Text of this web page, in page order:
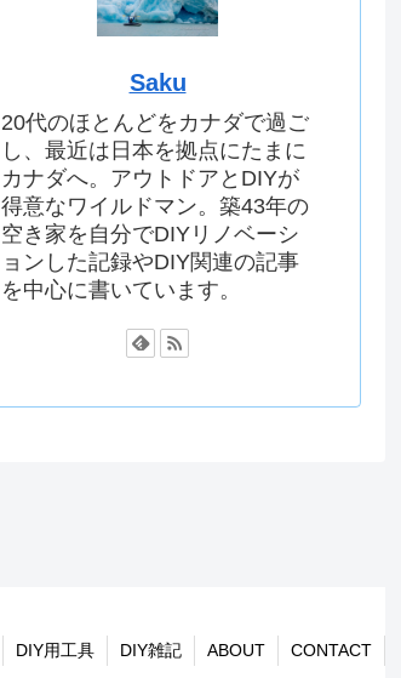
Saku
20代のほとんどをカナダで過ご
し、最近は日本を拠点にたまに
カナダへ。アウトドアとDIYが
得意なワイルドマン。築43年の
空き家を自分でDIYリノベーシ
ョンした記録やDIY関連の記事
を中心に書いています。
DIY用工具 DIY雑記 ABOUT CONTACT